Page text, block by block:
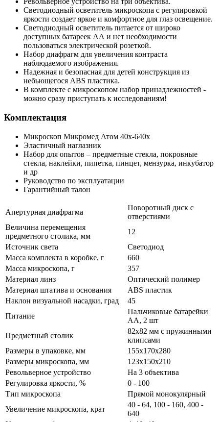
Светодиодный осветитель микроскопа с регулировкой
яркости создает яркое и комфортное для глаз освещение.
Светодиодный осветитель питается от широко
доступных батареек АА и нет необходимости
пользоваться электрической розеткой.
Набор диафрагм для увеличения контраста
наблюдаемого изображения.
Надежная и безопасная для детей конструкция из
небьющегося ABS пластика.
В комплекте с микроскопом набор принадлежностей -
можно сразу приступать к исследованиям!
Комплектация
Микроскоп Микромед Атом 40х-640х
Эластичный наглазник
Набор для опытов – предметные стекла, покровные
стекла, наклейки, пипетка, пинцет, мензурка, инкубатор
и др
Руководство по эксплуатации
Гарантийный талон
Апертурная диафрагма
Поворотный диск с
отверстиями
Величина перемещения
предметного столика, мм
12
Источник света
Светодиод
Масса комплекта в коробке, г
660
Масса микроскопа, г
357
Материал линз
Оптический полимер
Материал штатива и основания
ABS пластик
Наклон визуальной насадки, град
45
Питание
Пальчиковые батарейки
АА, 2 шт
Предметный столик
82х82 мм с пружинными
клипсами
Размеры в упаковке, мм
155х170х280
Размеры микроскопа, мм
123х150х210
Револьверное устройство
На 3 объектива
Регулировка яркости, %
0 - 100
Тип микроскопа
Прямой монокулярный
Увеличение микроскопа, крат
40 - 64, 100 - 160, 400 -
640